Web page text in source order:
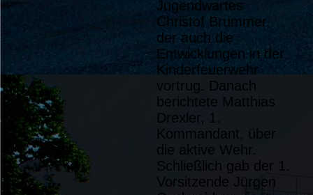
Jugendwartes
Christof Brummer,
der auch die
Entwicklungen in der
Kinderfeuerwehr
vortrug. Danach
berichtete Matthias
Drexler, 1.
Kommandant, über
die aktive Wehr.
Schließlich gab der 1.
Vorsitzende Jürgen